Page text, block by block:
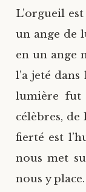
L’orgueil
un ange de
en un ange
l’a jeté
lumière fut
célèbres,
fierté est
nous met
nous y